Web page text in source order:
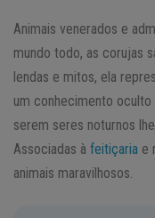
Animais venerados e
mundo todo, as corujas
lendas e mitos, ela
um conhecimento
serem seres noturnos
Associadas à feitiçaria e
animais maravilhosos.